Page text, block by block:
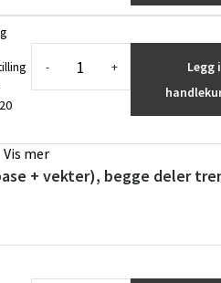
- +
Legg i
Vis mer
+ vekter), begge deler